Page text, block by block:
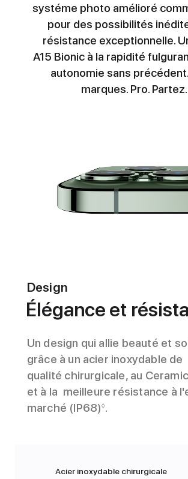
systéme photo amélioré
pour des possibilités
résistance exceptionnelle.
A15 Bionic à la rapidité
autonomie sans
marques. Pro. Partez.
Design
Élégance et
Un design qui allie beauté et
grâce à un acier inoxydable de
qualité chirurgicale, au
et à la meilleure résistance à
marché (IP68)◊.
Acier inoxydable chirurgicale